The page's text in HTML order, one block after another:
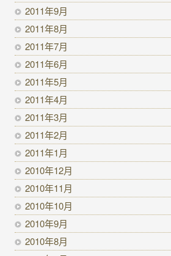
2011年9月
2011年8月
2011年7月
2011年6月
2011年5月
2011年4月
2011年3月
2011年2月
2011年1月
2010年12月
2010年11月
2010年10月
2010年9月
2010年8月